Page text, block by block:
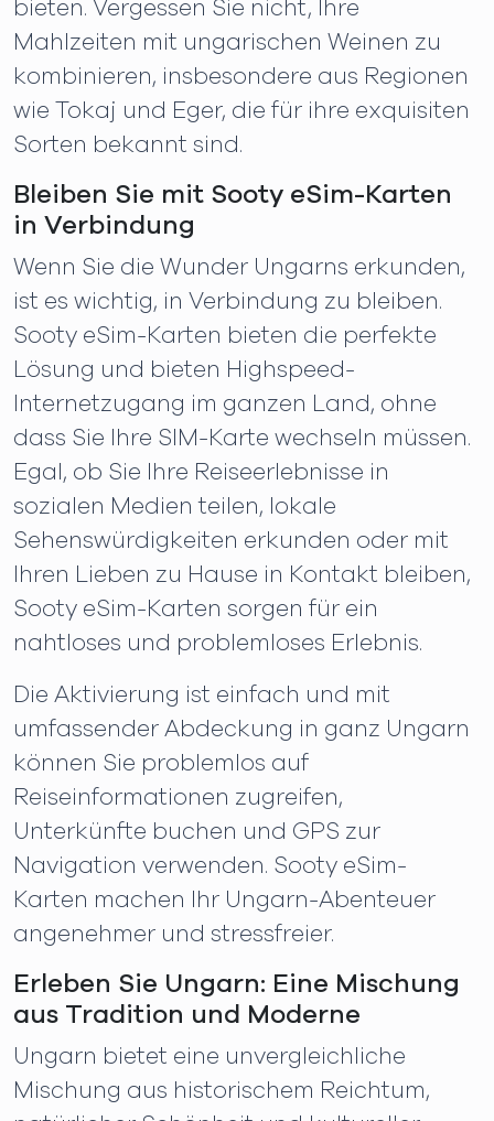
bieten. Vergessen Sie nicht, Ihre
Mahlzeiten mit ungarischen Weinen zu
kombinieren, insbesondere aus Regionen
wie Tokaj und Eger, die für ihre exquisiten
Sorten bekannt sind.
Bleiben Sie mit Sooty eSim-Karten
in Verbindung
Wenn Sie die Wunder Ungarns erkunden,
ist es wichtig, in Verbindung zu bleiben.
Sooty eSim-Karten bieten die perfekte
Lösung und bieten Highspeed-
Internetzugang im ganzen Land, ohne
dass Sie Ihre SIM-Karte wechseln müssen.
Egal, ob Sie Ihre Reiseerlebnisse in
sozialen Medien teilen, lokale
Sehenswürdigkeiten erkunden oder mit
Ihren Lieben zu Hause in Kontakt bleiben,
Sooty eSim-Karten sorgen für ein
nahtloses und problemloses Erlebnis.
Die Aktivierung ist einfach und mit
umfassender Abdeckung in ganz Ungarn
können Sie problemlos auf
Reiseinformationen zugreifen,
Unterkünfte buchen und GPS zur
Navigation verwenden. Sooty eSim-
Karten machen Ihr Ungarn-Abenteuer
angenehmer und stressfreier.
Erleben Sie Ungarn: Eine Mischung
aus Tradition und Moderne
Ungarn bietet eine unvergleichliche
Mischung aus historischem Reichtum,